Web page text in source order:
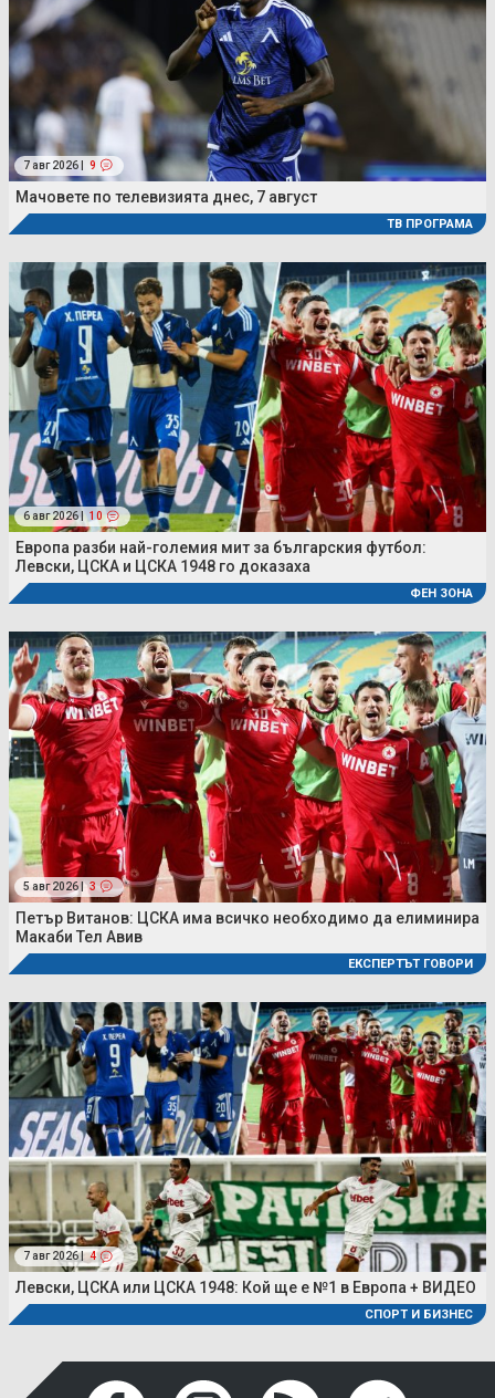
7 авг 2026 | 9
Мачовете по телевизията днес, 7 август
ТВ ПРОГРАМА
6 авг 2026 | 10
Европа разби най-големия мит за българския футбол:
Левски, ЦСКА и ЦСКА 1948 го доказаха
ФЕН ЗОНА
5 авг 2026 | 3
Петър Витанов: ЦСКА има всичко необходимо да елиминира
Макаби Тел Авив
ЕКСПЕРТЪТ ГОВОРИ
7 авг 2026 | 4
Левски, ЦСКА или ЦСКА 1948: Кой ще е №1 в Европа + ВИДЕО
СПОРТ И БИЗНЕС